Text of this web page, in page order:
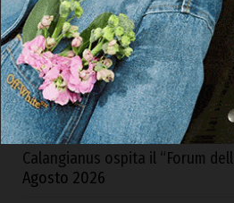
ARTICOLI RECENTI
Calangianus ospita il “Forum
Agosto 2026